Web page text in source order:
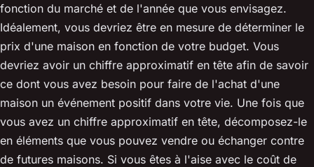
fonction du marché et de l'année que vous envisagez.
Idéalement, vous devriez être en mesure de déterminer le
prix d'une maison en fonction de votre budget. Vous
devriez avoir un chiffre approximatif en tête afin de savoir
ce dont vous avez besoin pour faire de l'achat d'une
maison un événement positif dans votre vie. Une fois que
vous avez un chiffre approximatif en tête, décomposez-le
en éléments que vous pouvez vendre ou échanger contre
de futures maisons. Si vous êtes à l'aise avec le coût de